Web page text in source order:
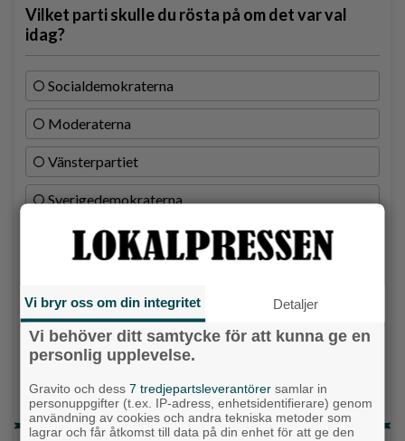
Vilket parti skulle du rösta på om det var val
idag?
Socialdemokraterna
Moderaterna
Vänsterpartiet
Sverigedemokraterna
Miljöpartiet
Centerpartiet
Liberalerna
Vet ej
Vi bryr oss om din integritet Detaljer
Vi behöver ditt samtycke för att kunna ge en
personlig upplevelse.
Gravito och dess7 tredjepartsleverantörer samlar in
personuppgifter (t.ex. IP-adress, enhetsidentifierare) genom
användning av cookies och andra tekniska metoder som
lagrar och får åtkomst till data på din enhet för att ge den